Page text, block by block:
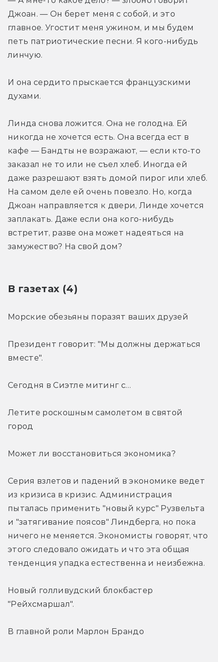
Джоан. — Он берет меня с собой, и это
главное. Угостит меня ужином, и мы будем
петь патриотические песни. Я кого-нибудь
линчую.
И она сердито прыскается французскими
духами.
Линда снова ложится. Она не голодна. Ей
никогда не хочется есть. Она всегда ест в
кафе — Бандты не возражают, — если кто-то
заказал не то или не съел хлеб. Иногда ей
даже разрешают взять домой пирог или хлеб.
На самом деле ей очень повезло. Но, когда
Джоан направляется к двери, Линде хочется
заплакать. Даже если она кого-нибудь
встретит, разве она может надеяться на
замужество? На свой дом?
В газетах (4)
Морские обезьяны поразят ваших друзей
Президент говорит: "Мы должны держаться
вместе".
Сегодня в Сиэтле митинг с…
Летите роскошным самолетом в святой
город
Может ли восстановиться экономика?
Серия взлетов и падений в экономике ведет
из кризиса в кризис. Администрация
пыталась применить "новый курс" Рузвельта
и "затягивание поясов" Линдберга, но пока
ничего не меняется. Экономисты говорят, что
этого следовало ожидать и что эта общая
тенденция упадка естественна и неизбежна.
Новый голливудский блокбастер
"Рейхсмаршал".
В главной роли Марлон Брандо